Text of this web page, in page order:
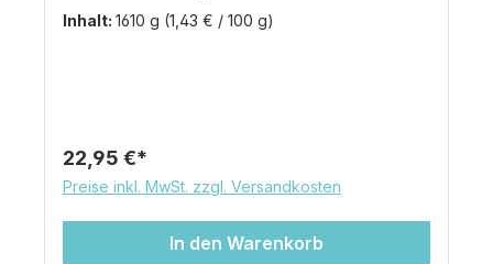
von 6 verschiedenen unschokolierten
hauchdünne Schichten unter
karamellisiertem Zucker Deloba - Ein Herz
aus fruchtiger Füllung, umgeben von
zartem Buttergebäck - vollendet mit
karamellisiertem Zucker Kipferl - Fein
Inhalt: 1610 g (1,43 € / 100 g)
Regulärer Preis:
22,95 €
Preise inkl. MwSt. zzgl. Versandkosten
In den Warenkorb